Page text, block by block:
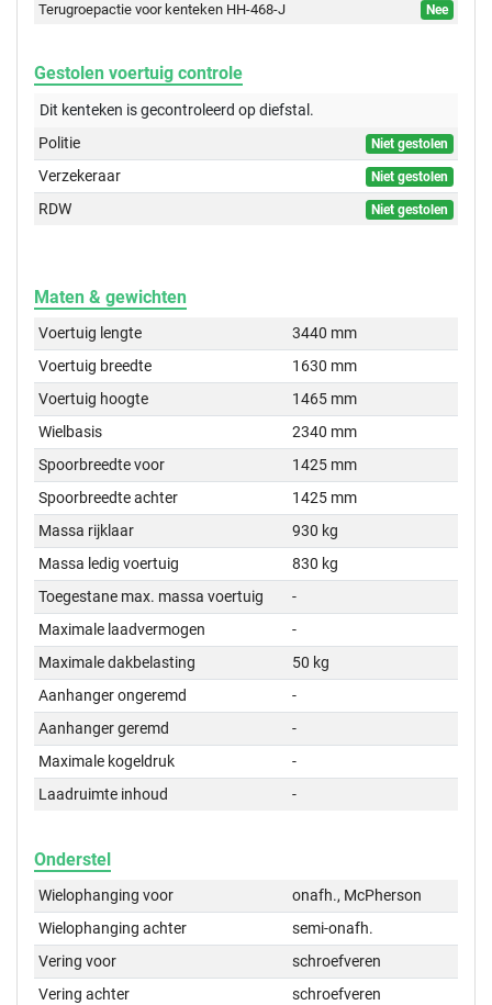
Terugroepactie voor kenteken HH-468-J
Nee
Gestolen voertuig controle
Dit kenteken is gecontroleerd opdiefstal.
Politie
Niet gestolen
Verzekeraar Niet gestolen
RDW Niet gestolen
Maten & gewichten
Voertuig lengte
3440 mm
Voertuig breedte
1630 mm
Voertuig hoogte
1465 mm
Wielbasis
2340 mm
Spoorbreedte voor
1425 mm
Spoorbreedte achter
1425 mm
Massa rijklaar
930 kg
Massa ledig voertuig
830 kg
Toegestane max. massa voertuig
-
Maximale laadvermogen
-
Maximale dakbelasting
50 kg
Aanhanger ongeremd
-
Aanhanger geremd
-
Maximale kogeldruk
-
Laadruimte inhoud
-
Onderstel
Wielophanging voor
onafh., McPherson
Wielophanging achter
semi-onafh.
Vering voor
schroefveren
Vering achter
schroefveren